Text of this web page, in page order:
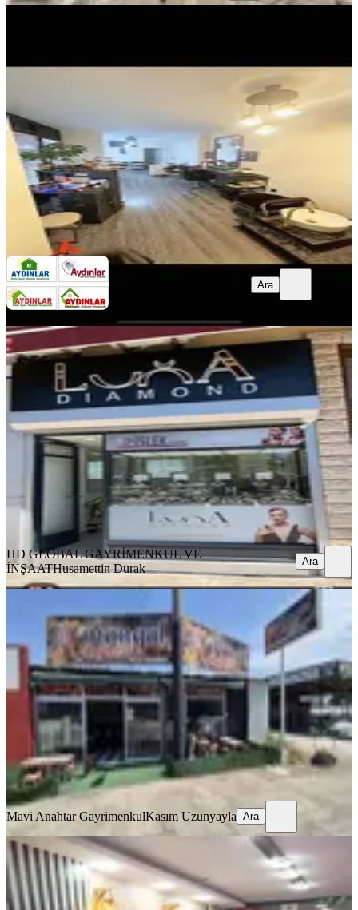
Düz Giriş (Zemin)·03.01.2026
500.000 ₺
Aydınlar Emlak Ömer Aydın
Ara
Işıklarda Kafeler Bölgesinde Cadde
Üzeri Pırlanta Mağazası
Muratpaşa, Meltem Mahallesi
1 Oda·25 m²·Düz Giriş (Zemin)·14.07.2026
3.200.000 ₺
HD GLOBAL GAYRİMENKUL VE İNŞAATHusamettin Durak
HD GLOBAL GAYRİMENKUL VE
İNŞAATHusamettin Durak Ara
Antalya Güzelbağ Mah.faal Durumda
Devren Kiralık Kebap Salonu
Muratpaşa, Yenigöl Mahallesi
111 m²·Düz Giriş (Zemin)· 11.06.2026
550.000 ₺725.000 ₺
Mavi Anahtar GayrimenkulKasım Uzunyayla
Ara
Mavi Anahtar GayrimenkulKasım Uzunyayla Ara
️ Larada Kaçırılmayacak Berber
Salonu Fırsatı️